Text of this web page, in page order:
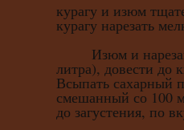
курагу и изюм
курагу нарезать
Изюм и
литра), довести до
Всыпать сахарный
смешанный со 100
до загустения, по